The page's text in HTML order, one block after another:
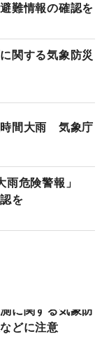
難情報の確認を
関する気象防災
時間大雨 気象庁
雨危険警報」
を
に関する気象防
どに注意